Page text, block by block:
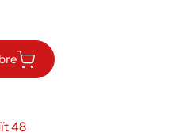
48